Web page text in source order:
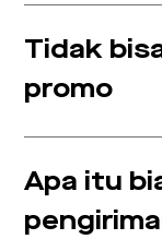
Tidak
promo
Apa itu